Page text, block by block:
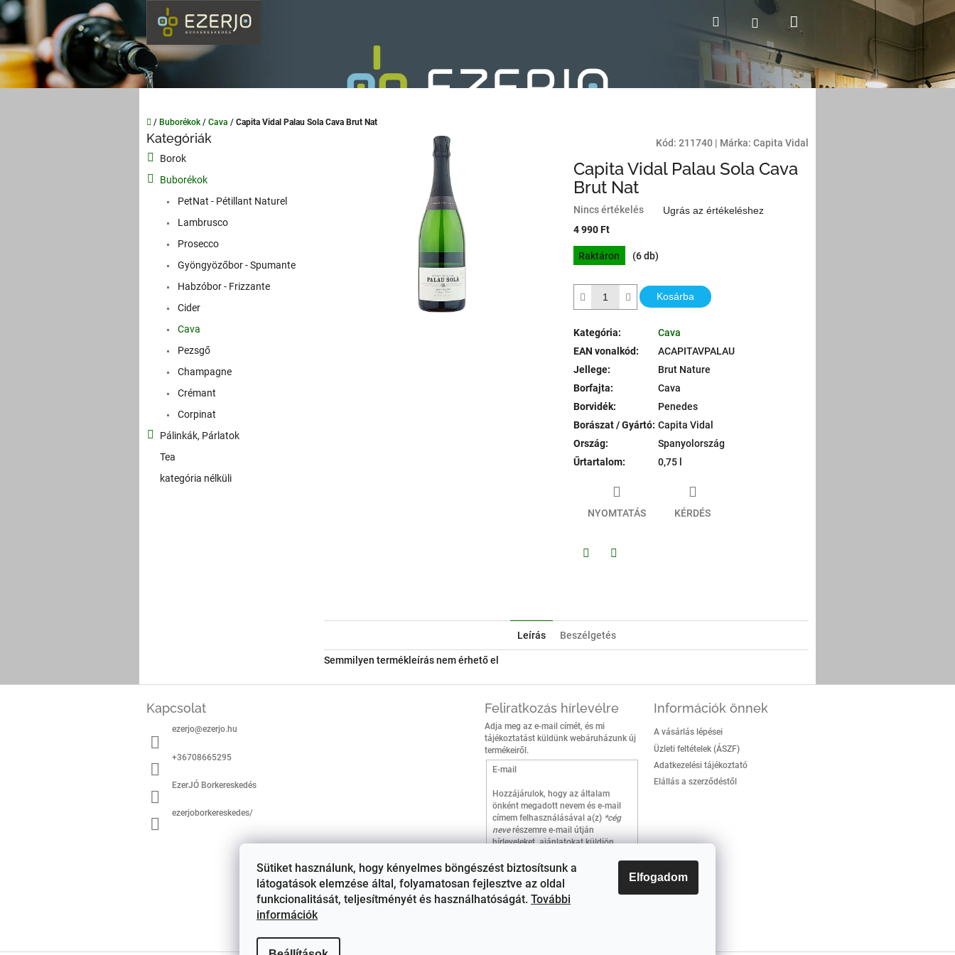
Sütiket használunk, hogy kényelmes böngészést biztosítsunk a
látogatások elemzése által, folyamatosan fejlesztve az oldal
funkcionalitását, teljesítményét és használhatóságát. További
információk
Elfogadom
Ugrás
a
tartalomhoz
Keresés Bejelentkezés
Kezdőlap
/ Buborékok / Cava / Capita Vidal Palau Sola Cava Brut Nat
OKategóriák
átugrása
Kategóriák
Borok
Buborékok
PetNat - Pétillant Naturel
Lambrusco
Prosecco
Gyöngyözőbor - Spumante
Habzóbor - Frizzante
Cider
Cava
Pezsgő
Champagne
Crémant
Corpinat
Pálinkák, Párlatok
Tea
kategória nélküli
Kód: 211740 | Márka: Capita Vidal
Capita Vidal Palau Sola Cava
Brut Nat
A
átlagos
értékelése
5-
0,0
Nincs értékelés
Ugrás az értékeléshez
4 990 Ft
Egységár:
Raktáron
(6 db)
Kosárba
Kategória:
Cava
EAN vonalkód:
ACAPITAVPALAU
Jellege:
Brut Nature
Borfajta:
Cava
Borvidék:
Penedes
Borászat / Gyártó: Capita Vidal
Ország:
Spanyolország
Űrtartalom: 0,75 l
NYOMTATÁS KÉRDÉS
Leírás Beszélgetés
Semmilyen termékleírás nem érhető el
Kapcsolat
ezerjo@ezerjo.hu
+36708665295
EzerJÓ Borkereskedés
ezerjoborkereskedes/
Feliratkozás hírlevélre
Adja meg az e-mail címét, és mi
tájékoztatást küldünk webáruházunk új
termékeiről.
E-mail
Hozzájárulok, hogy az általam
önként megadott nevem és e-mail
címem felhasználásával a(z) *cég
neverészemre e-mail útján
hírleveleket, ajánlatokat küldjön.
tájékoztatót elolvastam.
Megértettem, hogy a
hozzájárulásom bármikor
visszavonhatom.
Információk önnek
A vásárlás lépései
Üzleti feltételek (ÁSZF)
Adatkezelési tájékoztató
Elállás a szerződéstől